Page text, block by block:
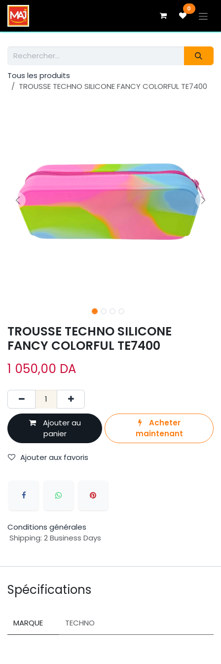
Se rendre au contenu 0
Tous les produits
TROUSSE TECHNO SILICONE FANCY COLORFUL TE7400
TROUSSE TECHNO SILICONE
FANCY COLORFUL TE7400
1 050,00 DA
Ajouter au
panier
Acheter
maintenant
Ajouter aux favoris
Conditions générales
Shipping: 2 Business Days
Spécifications
MARQUE TECHNO